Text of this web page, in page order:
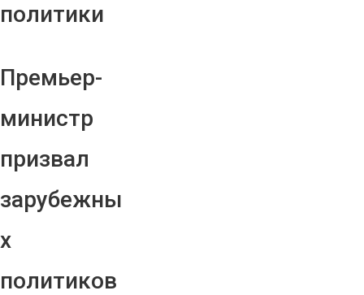
политики
Премьер-
министр
призвал
зарубежны
х
политиков